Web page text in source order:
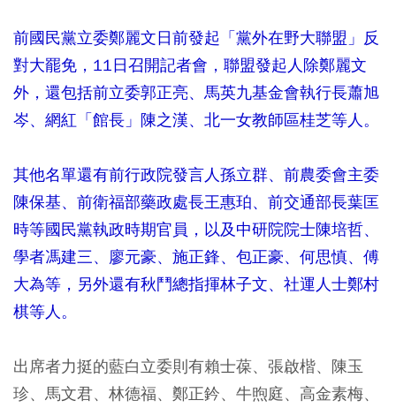
前國民黨立委鄭麗文日前發起「黨外在野大聯盟」反
對大罷免，11日召開記者會，聯盟發起人除鄭麗文
外，還包括前立委郭正亮、馬英九基金會執行長蕭旭
岑、網紅「館長」陳之漢、北一女教師區桂芝等人。
其他名單還有前行政院發言人孫立群、前農委會主委
陳保基、前衛福部藥政處長王惠珀、前交通部長葉匡
時等國民黨執政時期官員，以及中研院院士陳培哲、
學者馮建三、廖元豪、施正鋒、包正豪、何思慎、傅
大為等，另外還有秋鬥總指揮林子文、社運人士鄭村
棋等人。
出席者力挺的藍白立委則有賴士葆、張啟楷、陳玉
珍、馬文君、林德福、鄭正鈐、牛煦庭、高金素梅、